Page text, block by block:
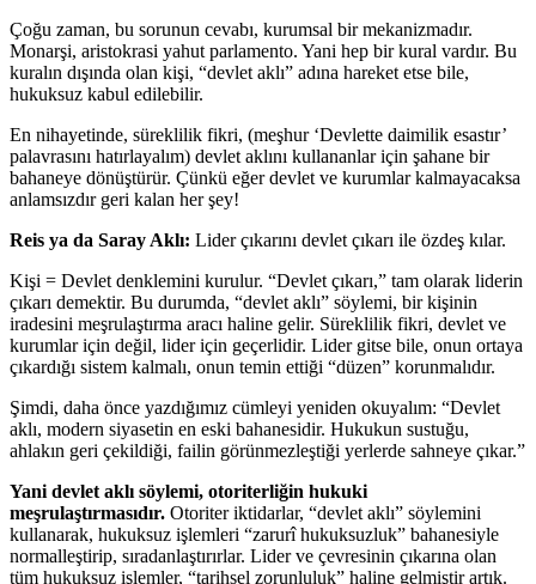
Çoğu zaman, bu sorunun cevabı, kurumsal bir mekanizmadır.
Monarşi, aristokrasi yahut parlamento. Yani hep bir kural vardır. Bu
kuralın dışında olan kişi, “devlet aklı” adına hareket etse bile,
hukuksuz kabul edilebilir.
En nihayetinde, süreklilik fikri, (meşhur ‘Devlette daimilik esastır’
palavrasını hatırlayalım) devlet aklını kullananlar için şahane bir
bahaneye dönüştürür. Çünkü eğer devlet ve kurumlar kalmayacaksa
anlamsızdır geri kalan her şey!
Reis ya da Saray Aklı: Lider çıkarını devlet çıkarı ile özdeş kılar.
Kişi = Devlet denklemini kurulur. “Devlet çıkarı,” tam olarak liderin
çıkarı demektir. Bu durumda, “devlet aklı” söylemi, bir kişinin
iradesini meşrulaştırma aracı haline gelir. Süreklilik fikri, devlet ve
kurumlar için değil, lider için geçerlidir. Lider gitse bile, onun ortaya
çıkardığı sistem kalmalı, onun temin ettiği “düzen” korunmalıdır.
Şimdi, daha önce yazdığımız cümleyi yeniden okuyalım: “Devlet
aklı, modern siyasetin en eski bahanesidir. Hukukun sustuğu,
ahlakın geri çekildiği, failin görünmezleştiği yerlerde sahneye çıkar.”
Yani devlet aklı söylemi, otoriterliğin hukuki
meşrulaştırmasıdır. Otoriter iktidarlar, “devlet aklı” söylemini
kullanarak, hukuksuz işlemleri “zarurî hukuksuzluk” bahanesiyle
normalleştirip, sıradanlaştırırlar. Lider ve çevresinin çıkarına olan
tüm hukuksuz işlemler, “tarihsel zorunluluk” haline gelmiştir artık.